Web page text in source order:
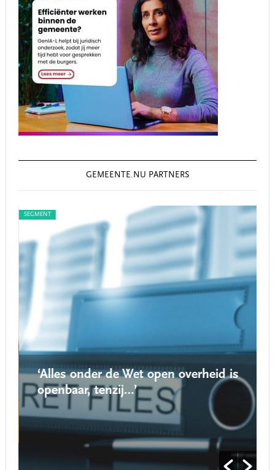
GEMEENTE.NU PARTNERS
SEGMENT
‘Alles onder de Wet open overheid is
openbaar, tenzij…’